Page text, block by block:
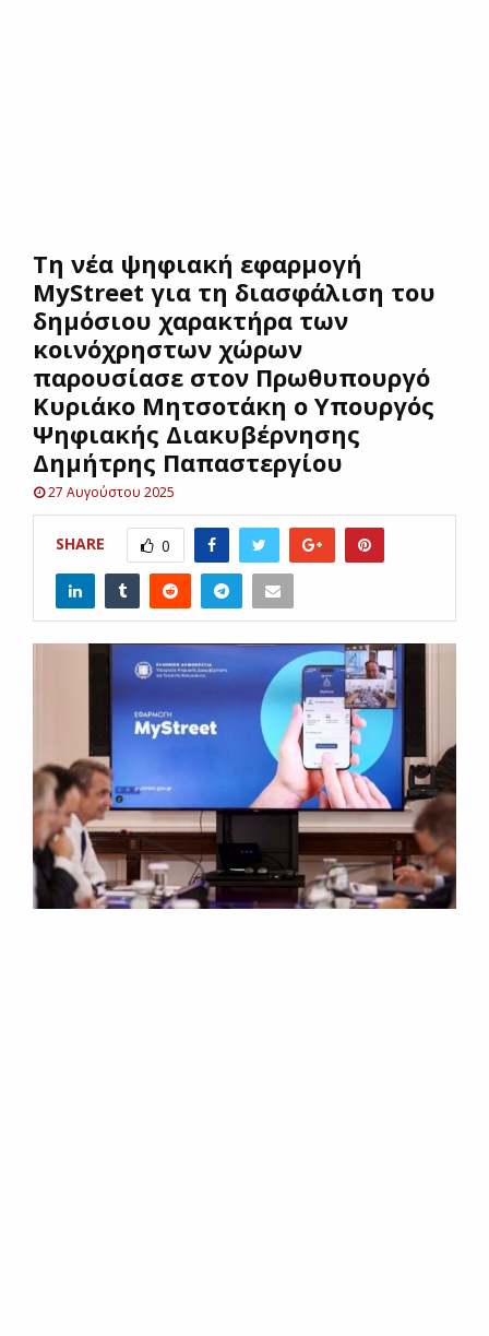
UΤη νέα ψηφιακή εφαρμογή
MyStreet για τη διασφάλιση του
δημόσιου χαρακτήρα των
κοινόχρηστων χώρων
παρουσίασε στον Πρωθυπουργό
Κυριάκο Μητσοτάκη ο Υπουργός
Ψηφιακής Διακυβέρνησης
Δημήτρης Παπαστεργίου
27 Αυγούστου 2025
SHARE 0